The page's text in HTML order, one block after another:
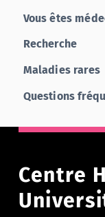
Vous êtes
Recherche
Maladies rares
Questions
Centre